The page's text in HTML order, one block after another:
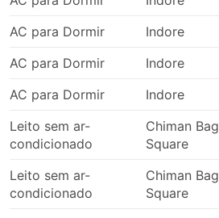
Viajar em determinadas
períodos mais procurados
possível chegar à rodoviária
esgotadas, portanto,
AC para Dormir
Indore
AC para Dormir
Indore
AC para Dormir
Indore
Leito sem ar-
condicionado
Chiman
Square
Leito sem ar-
condicionado
Chiman
Square